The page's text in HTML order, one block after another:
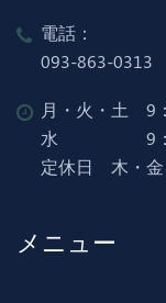
電話：
093-863-0313
月・火・土 9
水 9：30
定休日 木・金
メニュー